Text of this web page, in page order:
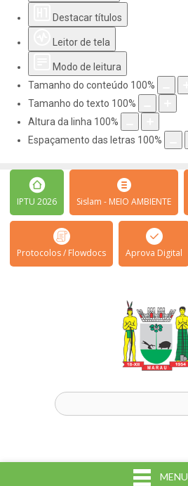
Destacar títulos
Leitor de tela
Modo de leitura
Tamanho do conteúdo 100%
Tamanho do texto 100%
Altura da linha 100%
Espaçamento das letras 100%
IPTU 2026 Sislam - MEIO AMBIENTE
Protocolos / Flowdocs Aprova Digital
MENU